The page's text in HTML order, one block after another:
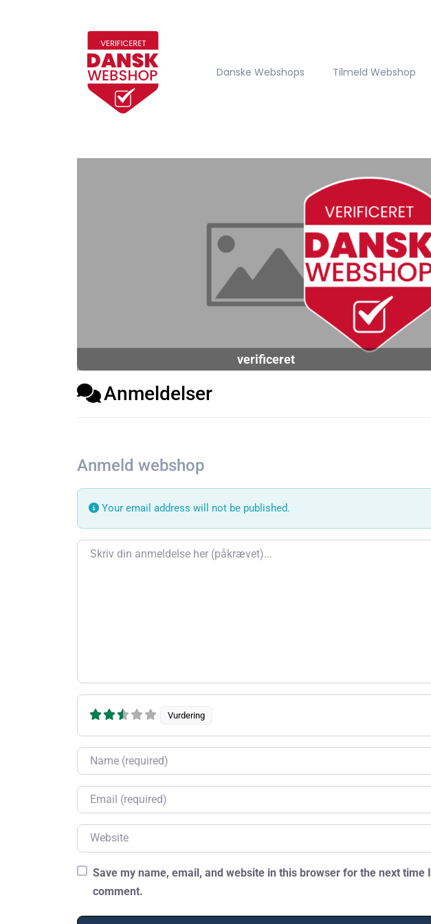
Danske Webshops Tilmeld Webshop
verificeret
Anmeldelser
Anmeld webshop
Your email address will not be published.
Review text
Vurdering
Name
Email
Website
Save my name, email, and website in this browser for the next time I
comment.